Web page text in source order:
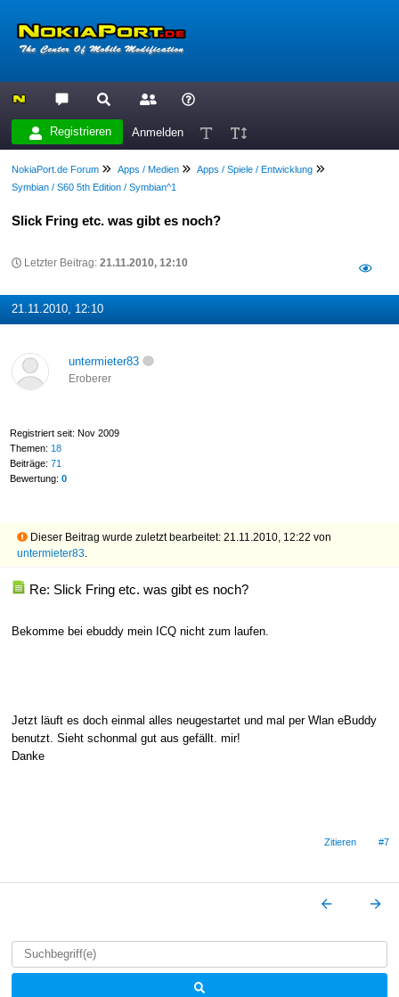
Registrieren Anmelden
NokiaPort.de Forum Apps / Medien
Apps / Spiele / Entwicklung
Symbian / S60 5th Edition / Symbian^1
Slick Fring etc. was gibt es noch?
Letzter Beitrag:21.11.2010, 12:10
21.11.2010, 12:10
untermieter83
Eroberer
Registriert seit: Nov 2009
Themen: 18
Beiträge: 71
Bewertung: 0
Dieser Beitrag wurde zuletzt bearbeitet: 21.11.2010, 12:22 von
untermieter83
Re: Slick Fring etc. was gibt es noch?
Bekomme bei ebuddy mein ICQ nicht zum laufen.
Jetzt läuft es doch einmal alles neugestartet und mal per Wlan eBuddy
benutzt. Sieht schonmal gut aus gefällt. mir!
Danke
Zitieren #7